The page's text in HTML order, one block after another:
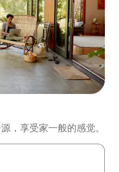
，享受家一般的感觉。
看，或通过点击或滑动手势